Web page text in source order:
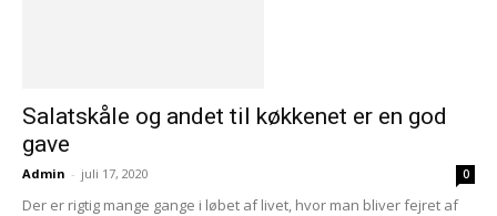
Salatskåle og andet til køkkenet er en god
gave
Admin - juli 17, 2020 0
Der er rigtig mange gange i løbet af livet, hvor man bliver fejret af